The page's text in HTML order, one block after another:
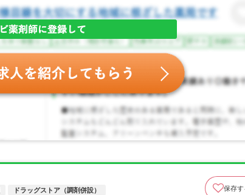
ドラッグストア（調剤併設） 保存す